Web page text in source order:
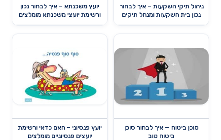
ניהול תיקי השקעות – איך לבחור
נכון בית השקעות ומנהל תיקים
יועץ משכנתא – איך לבחור נכון
ורשימת יועצי משכנתא מומלצים
סוכן ביטוח — איך לבחור סוכן
ביטוח טוב
יועץ פנסיוני – האם כדאי ורשימת
יועצים פנסיוניים מומלצים